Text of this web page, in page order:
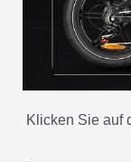
Klicken Sie auf